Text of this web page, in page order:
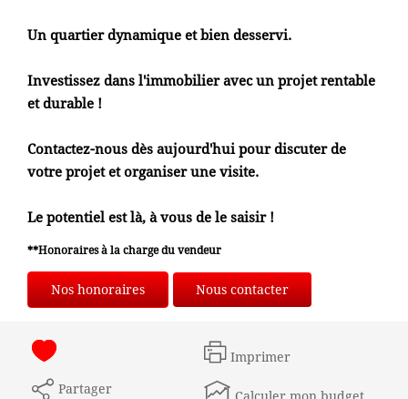
Un quartier dynamique et bien desservi.
Investissez dans l'immobilier avec un projet rentable
et durable !
Contactez-nous dès aujourd'hui pour discuter de
votre projet et organiser une visite.
Le potentiel est là, à vous de le saisir !
**Honoraires à la charge du vendeur
Nos honoraires Nous contacter
Imprimer
Partager Calculer mon budget